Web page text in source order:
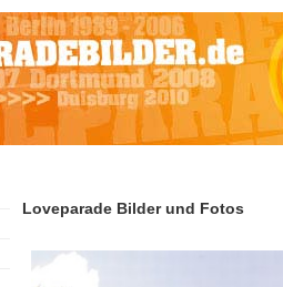
Loveparade Bilder und Fotos